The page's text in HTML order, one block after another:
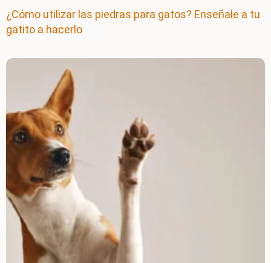
¿Cómo utilizar las piedras para gatos? Enseñale a tu
gatito a hacerlo